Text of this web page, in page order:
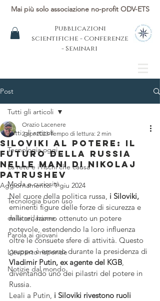
Mai più solo associazione no-profit ODV-ETS
Pubblicazioni
scientifiche - Conferenze
- Seminari
Post
Tutti gli articoli
Tecnologia oggi
La rete e i rischi che causa
Moda e curiosità
Tecnologia buon uso
dalla redazione
Parola ai giovani
L'esperto risponde
Notizie dal mondo
Tutti gli articoli
Siloviki al Potere: Il
Futuro della Russia
nelle Mani di Nikolaj
Patrushev
Orazio Lacenere
2 apr 2023 Tempo di lettura: 2 min
Aggiornamento:1 giu 2024
Nel cuore della politica russa, i Siloviki,
eminenti figure delle forze di sicurezza e
militari, hanno ottenuto un potere
notevole, estendendo la loro influenza
oltre le consuete sfere di attività. Questo
gruppo è emerso durante la presidenza di
Vladimir Putin, ex agente del KGB,
diventando uno dei pilastri del potere in
Russia.
Leali a Putin, i Siloviki rivestono ruoli